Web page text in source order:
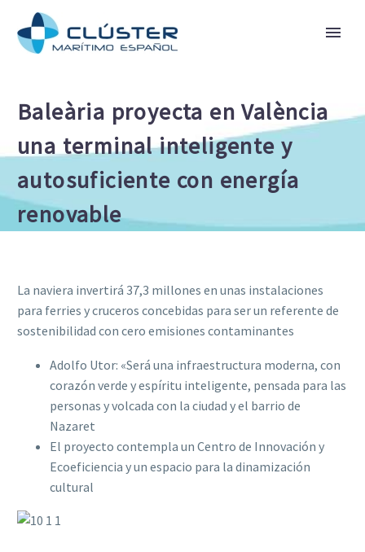
Baleària proyecta en València
una terminal inteligente y
autosuficiente con energía
renovable
La naviera invertirá 37,3 millones en unas instalaciones
para ferries y cruceros concebidas para ser un referente de
sostenibilidad con cero emisiones contaminantes
Adolfo Utor: «Será una infraestructura moderna, con
corazón verde y espíritu inteligente, pensada para las
personas y volcada con la ciudad y el barrio de
Nazaret
El proyecto contempla un Centro de Innovación y
Ecoeficiencia y un espacio para la dinamización
cultural